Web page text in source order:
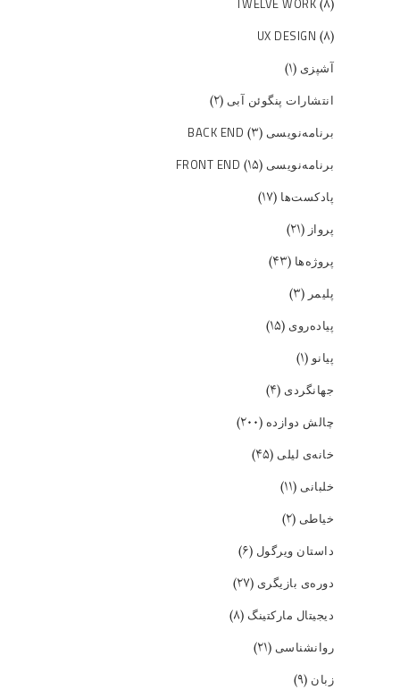
(۸)
UX DESIGN (۸)
آشپزی (۱)
انتشارات پنگوئن آبی (۲)
برنامه‌نویسی BACK END (۳)
برنامه‌نویسی FRONT END (۱۵)
پادکست‌ها (۱۷)
پرواز (۲۱)
پروژه‌ها (۴۳)
پلیمر (۳)
پیاده‌روی (۱۵)
پیانو(۱)
جهانگردی (۴)
چالش دوازده (۲۰۰)
خانه‌ی لیلی (۴۵)
خلبانی (۱۱)
خیاطی (۲)
داستان ویرگول (۶)
دوره‌ی بازیگری (۲۷)
دیجیتال مارکتینگ (۸)
روانشناسی (۲۱)
زبان (۹)